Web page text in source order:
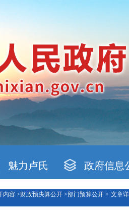
魅力卢氏 政府信息
内容 >财政预决算公开 >部门预算公开 > 文章